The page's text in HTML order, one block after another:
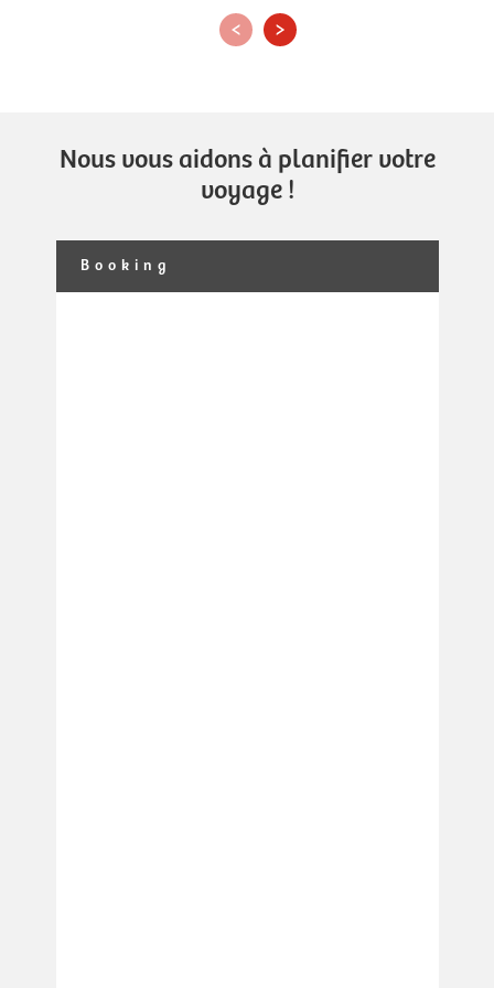
‹ ›
Nous vous aidons à planifier votre
voyage !
Booking